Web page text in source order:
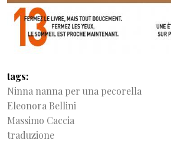
tags
Ninna nanna per una pecorella
Eleonora Bellini
Massimo Caccia
traduzione